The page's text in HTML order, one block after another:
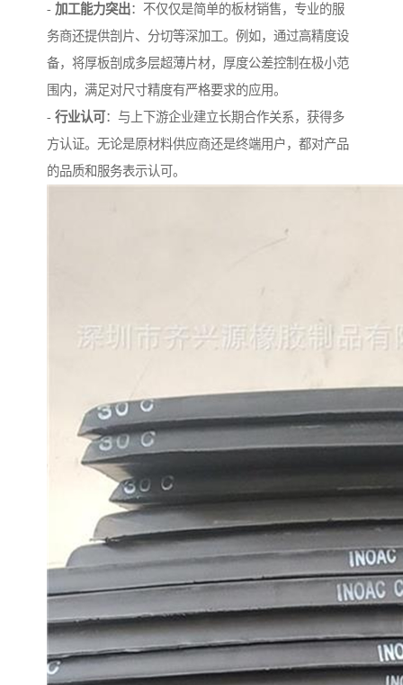
- 加工能力突出：不仅仅是简单的板材销售，专业的服
务商还提供剖片、分切等深加工。例如，通过高精度设
备，将厚板剖成多层超薄片材，厚度公差控制在极小范
围内，满足对尺寸精度有严格要求的应用。
- 行业认可 ：与上下游企业建立长期合作关系，获得多
方认证。无论是原材料供应商还是终端用户，都对产品
的品质和服务表示认可。